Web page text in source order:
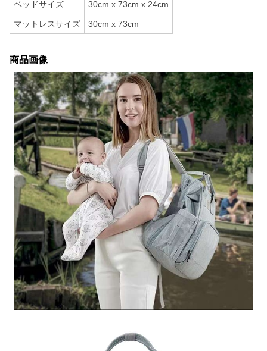
ベッドサイズ 30cm x 73cm x 24cm
マットレスサイズ 30cm x 73cm
商品画像